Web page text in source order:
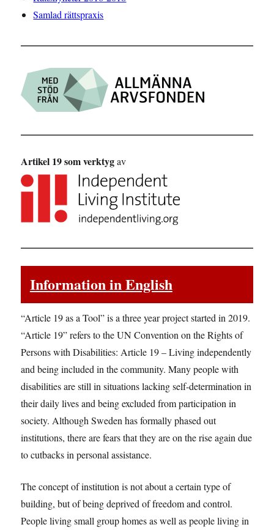
Samlad rättspraxis
Artikel 19 som verktygav
Information in English
“Article 19 as a Tool” is a three year project started in 2019.
“Article 19” refers to the UN Convention on the Rights of
Persons with Disabilities: Article 19 – Living independently
and being included in the community. Many people with
disabilities are still in situations lacking self-determination in
their daily lives and being excluded from participation in
society. Although Sweden has formally phased out
institutions, there are fears that they are on the rise again due
to cutbacks in personal assistance.
The concept of institution is not about a certain type of
building, but of being deprived of freedom and control.
People living small group homes as well as people living in